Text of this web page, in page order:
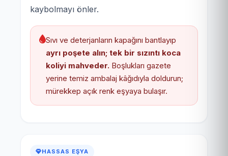
kaybolmayı önler.
Sıvı ve deterjanların kapağını bantlayıp
ayrı poşete alın; tek bir sızıntı koca
koliyi mahveder. Boşlukları gazete
yerine temiz ambalaj kâğıdıyla doldurun;
mürekkep açık renk eşyaya bulaşır.
HASSAS EŞYA